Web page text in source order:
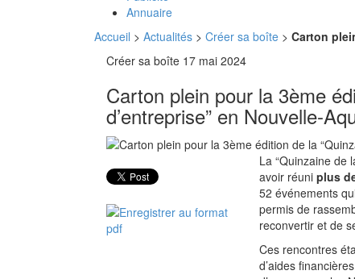
Annuaire
Accueil > Actualités > Créer sa boîte > Carton
Créer sa boîte 17 mai 2024
Carton plein pour la 3ème
d’entreprise” en Nouvelle-
La “Quinzaine de
avoir réuni plus
52 événements
permis de
reconvertir et de
Ces rencontres
d’aides